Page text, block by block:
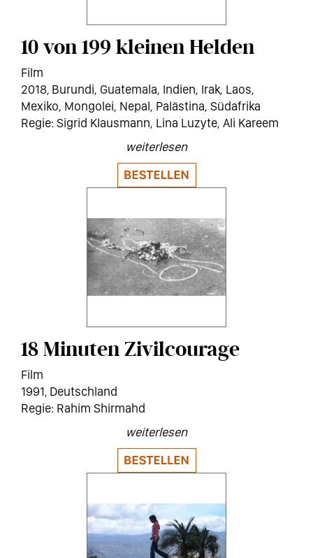
10 von 199 kleinen Helden
Film
2018 Burundi, Guatemala, Indien, Irak, Laos,
Mexiko, Mongolei, Nepal, Palästina, Südafrika
Sigrid Klausmann, Lina Luzyte, Ali Kareem
weiterlesen
18 Minuten Zivilcourage
Film
1991 Deutschland
Rahim Shirmahd
weiterlesen